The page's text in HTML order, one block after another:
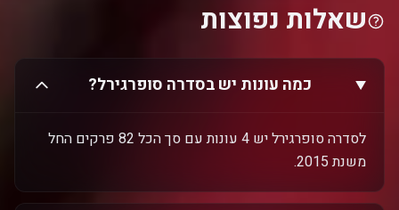
שאלות נפוצות
כמה עונות יש בסדרה סופרגירל?
לסדרה סופרגירל יש 4 עונות עם סך הכל 82 פרקים החל
משנת 2015.